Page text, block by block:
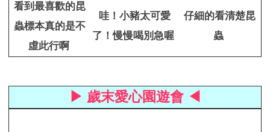
看到最喜歡的昆
蟲標本真的是不
虛此行啊
哇！小豬太可愛
了！慢慢喝別急喔
仔細的看清楚昆
蟲
▶ 歲末愛心園遊會 ◀